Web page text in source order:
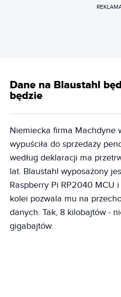
Dane na Blaustahl
będzie
Niemiecka firma Machdyne
wypuściła do sprzedaży
według deklaracji ma
lat. Blaustahl wyposażony
Raspberry Pi RP2040 MCU
kolei pozwala mu na
danych. Tak, 8 kilobajtów -
gigabajtów.